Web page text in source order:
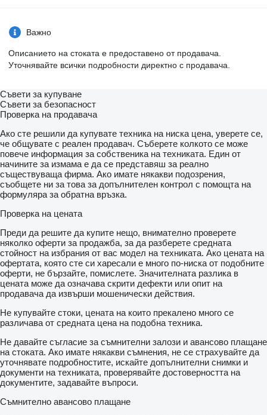
Важно
Описанието на стоката е предоставено от продавача.
Уточнявайте всички подробности директно с продавача.
Съвети за купуване
Съвети за безопасност
Проверка на продавача
Ако сте решили да купувате техника на ниска цена, уверете се,
че общувате с реален продавач. Съберете колкото се може
повече информация за собственика на техниката. Един от
начините за измама е да се представяш за реално
съществуваща фирма. Ако имате някакви подозрения,
съобщете ни за това за допълнителен контрол с помощта на
формуляра за обратна връзка.
Проверка на цената
Преди да решите да купите нещо, внимателно проверете
няколко оферти за продажба, за да разберете средната
стойност на избрания от вас модел на техниката. Ако цената на
офертата, която сте си харесали е много по-ниска от подобните
оферти, не бързайте, помислете. Значителната разлика в
цената може да означава скрити дефекти или опит на
продавача да извърши мошенически действия.
Не купувайте стоки, цената на които прекалено много се
различава от средната цена на подобна техника.
Не давайте съгласие за съмнителни залози и авансово плащане
на стоката. Ако имате някакви съмнения, не се страхувайте да
уточнявате подробностите, искайте допълнителни снимки и
документи на техниката, проверявайте достоверността на
документите, задавайте въпроси.
Съмнително авансово плащане